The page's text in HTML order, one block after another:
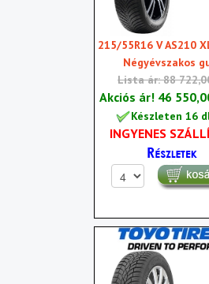
215/55R16 V AS210
Négyévszakos
Lista ár: 88
Akciós ár! 46
Készleten 16
INGYENES